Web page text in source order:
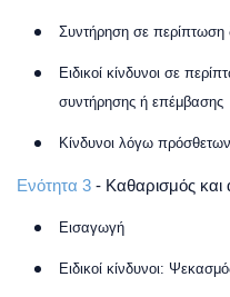
Συντήρηση σε περίπτωση
Ειδικοί κίνδυνοι σε
συντήρησης ή επέμβασης
Κίνδυνοι λόγω
Ενότητα 3 - Καθαρισμός και
Εισαγωγή
Ειδικοί κίνδυνοι: